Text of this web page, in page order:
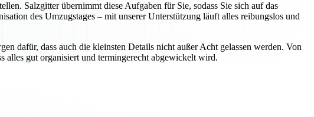
Salzgitter übernimmt diese Aufgaben für Sie, sodass Sie sich auf das
des Umzugstages – mit unserer Unterstützung läuft alles reibungslos und
dafür, dass auch die kleinsten Details nicht außer Acht gelassen werden. Von
alles gut organisiert und termingerecht abgewickelt wird.